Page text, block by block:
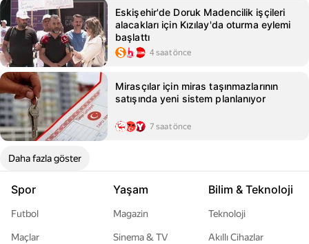
Eskişehir'de Doruk Madencilik işçileri
alacakları için Kızılay'da oturma eylemi
başlattı
4 saat önce
Mirasçılar için miras taşınmazlarının
satışında yeni sistem planlanıyor
7 saat önce
Daha fazla göster
Spor
Futbol
Maçlar
Yaşam
Magazin
Sinema & TV
Bilim & Teknoloji
Teknoloji
Akıllı Cihazlar